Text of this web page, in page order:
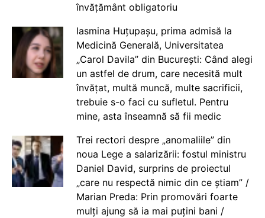
învățământ obligatoriu
Iasmina Huțupașu, prima admisă la
Medicină Generală, Universitatea
„Carol Davila” din București: Când alegi
un astfel de drum, care necesită mult
învățat, multă muncă, multe sacrificii,
trebuie s-o faci cu sufletul. Pentru
mine, asta înseamnă să fii medic
Trei rectori despre „anomaliile” din
noua Lege a salarizării: fostul ministru
Daniel David, surprins de proiectul
„care nu respectă nimic din ce știam” /
Marian Preda: Prin promovări foarte
mulți ajung să ia mai puțini bani /